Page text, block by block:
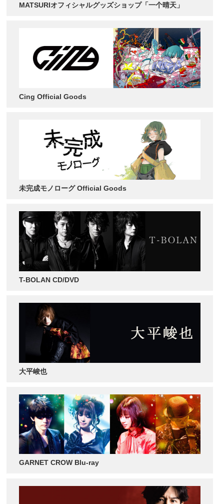
MATSURIオフィシャルグッズショップ「一个晴天」
Cing Official Goods
未完成モノローグ Official Goods
T-BOLAN CD/DVD
大平峻也
GARNET CROW Blu-ray